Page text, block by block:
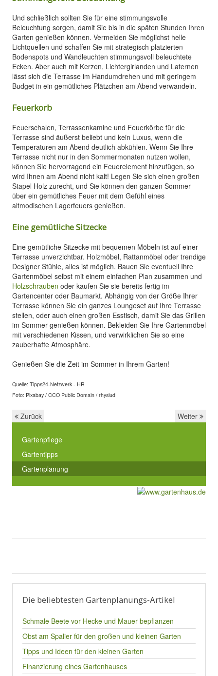
Und schließlich sollten Sie für eine stimmungsvolle
Beleuchtung sorgen, damit Sie bis in die späten Stunden Ihren
Garten genießen können. Vermeiden Sie möglichst helle
Lichtquellen und schaffen Sie mit strategisch platzierten
Bodenspots und Wandleuchten stimmungsvoll beleuchtete
Ecken. Aber auch mit Kerzen, Lichtergirlanden und Laternen
lässt sich die Terrasse im Handumdrehen und mit geringem
Budget in ein gemütliches Plätzchen am Abend verwandeln.
Feuerkorb
Feuerschalen, Terrassenkamine und Feuerkörbe für die
Terrasse sind äußerst beliebt und kein Luxus, wenn die
Temperaturen am Abend deutlich abkühlen. Wenn Sie Ihre
Terrasse nicht nur in den Sommermonaten nutzen wollen,
können Sie hervorragend ein Feuerelement hinzufügen, so
wird Ihnen am Abend nicht kalt! Legen Sie sich einen großen
Stapel Holz zurecht, und Sie können den ganzen Sommer
über ein gemütliches Feuer mit dem Gefühl eines
altmodischen Lagerfeuers genießen.
Eine gemütliche Sitzecke
Eine gemütliche Sitzecke mit bequemen Möbeln ist auf einer
Terrasse unverzichtbar. Holzmöbel, Rattanmöbel oder trendige
Designer Stühle, alles ist möglich. Bauen Sie eventuell Ihre
Gartenmöbel selbst mit einem einfachen Plan zusammen und
Holzschrauben oder kaufen Sie sie bereits fertig im
Gartencenter oder Baumarkt. Abhängig von der Größe Ihrer
Terrasse können Sie ein ganzes Loungeset auf Ihre Terrasse
stellen, oder auch einen großen Esstisch, damit Sie das Grillen
im Sommer genießen können. Bekleiden Sie Ihre Gartenmöbel
mit verschiedenen Kissen, und verwirklichen Sie so eine
zauberhafte Atmosphäre.
Genießen Sie die Zeit im Sommer in Ihrem Garten!
Quelle: Tipps24-Netzwerk - HR
Foto: Pixabay / CCO Public Domain / rhyslud
Zurück Weiter
Gartenpflege
Gartentipps
Gartenplanung
Die beliebtesten Gartenplanungs-Artikel
Schmale Beete vor Hecke und Mauer bepflanzen
Obst am Spalier für den großen und kleinen Garten
Tipps und Ideen für den kleinen Garten
Finanzierung eines Gartenhauses